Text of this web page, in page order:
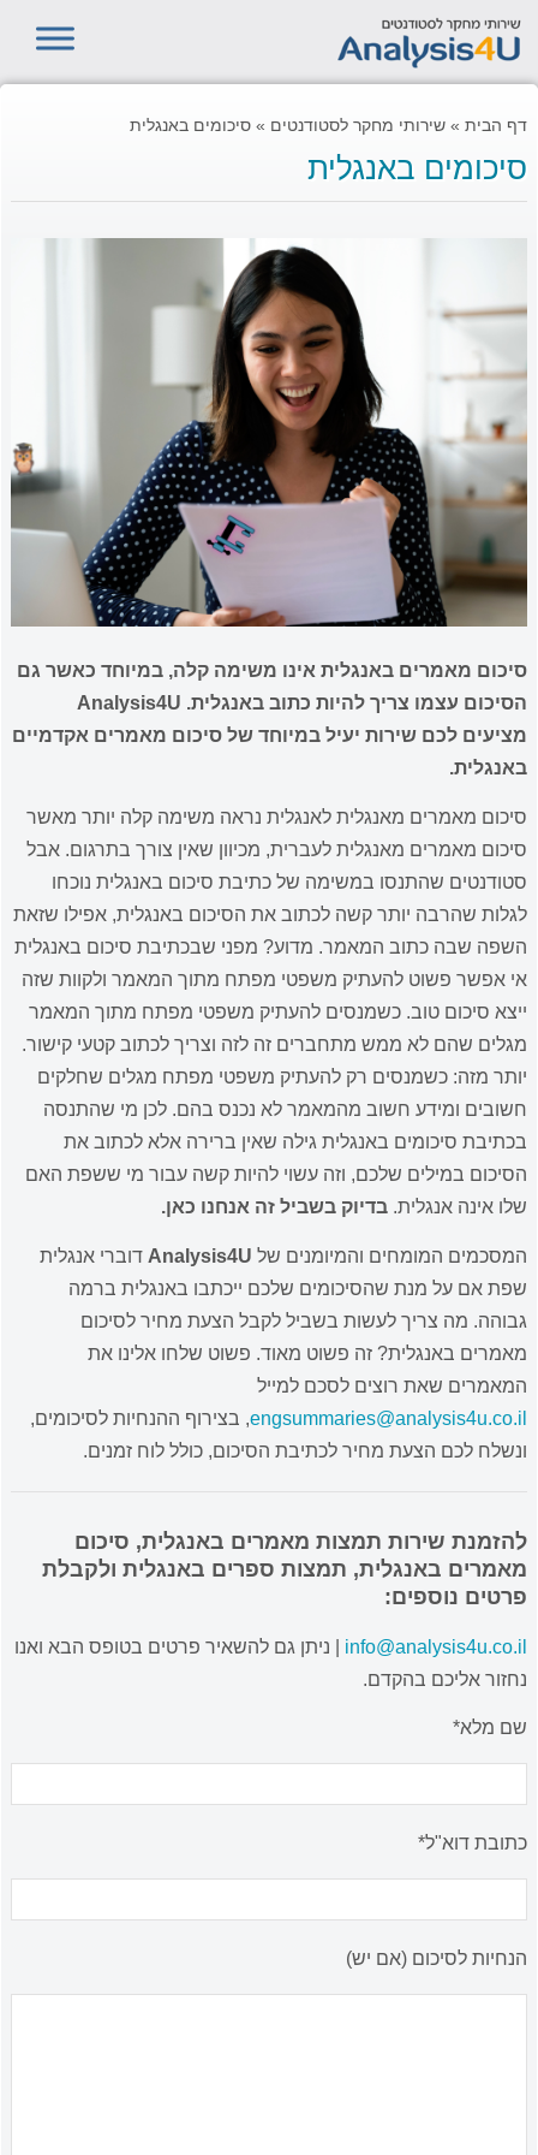
דף הבית » שירותי מחקר לסטודנטים » סיכומים באנגלית
סיכומים באנגלית
סיכום מאמרים באנגלית אינו משימה קלה, במיוחד כאשר גם
הסיכום עצמו צריך להיות כתוב באנגלית. Analysis4U
מציעים לכם שירות יעיל במיוחד של סיכום מאמרים אקדמיים
באנגלית.
סיכום מאמרים מאנגלית לאנגלית נראה משימה קלה יותר מאשר
סיכום מאמרים מאנגלית לעברית, מכיוון שאין צורך בתרגום. אבל
סטודנטים שהתנסו במשימה של כתיבת סיכום באנגלית נוכחו
לגלות שהרבה יותר קשה לכתוב את הסיכום באנגלית, אפילו שזאת
השפה שבה כתוב המאמר. מדוע? מפני שבכתיבת סיכום באנגלית
אי אפשר פשוט להעתיק משפטי מפתח מתוך המאמר ולקוות שזה
ייצא סיכום טוב. כשמנסים להעתיק משפטי מפתח מתוך המאמר
מגלים שהם לא ממש מתחברים זה לזה וצריך לכתוב קטעי קישור.
יותר מזה: כשמנסים רק להעתיק משפטי מפתח מגלים שחלקים
חשובים ומידע חשוב מהמאמר לא נכנס בהם. לכן מי שהתנסה
בכתיבת סיכומים באנגלית גילה שאין ברירה אלא לכתוב את
הסיכום במילים שלכם, וזה עשוי להיות קשה עבור מי ששפת האם
שלו אינה אנגלית. בדיוק בשביל זה אנחנו כאן.
המסכמים המומחים והמיומנים של Analysis4U דוברי אנגלית
שפת אם על מנת שהסיכומים שלכם ייכתבו באנגלית ברמה
גבוהה. מה צריך לעשות בשביל לקבל הצעת מחיר לסיכום
מאמרים באנגלית? זה פשוט מאוד. פשוט שלחו אלינו את
המאמרים שאת רוצים לסכם למייל
engsummaries@analysis4u.co.il, בצירוף ההנחיות לסיכומים,
ונשלח לכם הצעת מחיר לכתיבת הסיכום, כולל לוח זמנים.
להזמנת שירות תמצות מאמרים באנגלית, סיכום
מאמרים באנגלית, תמצות ספרים באנגלית ולקבלת
פרטים נוספים:
info@analysis4u.co.il | ניתן גם להשאיר פרטים בטופס הבא ואנו
נחזור אליכם בהקדם.
שם מלא*
כתובת דוא"ל*
הנחיות לסיכום (אם יש)